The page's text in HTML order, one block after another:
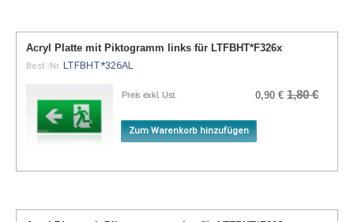
Acryl Platte mit Piktogramm links für LTFBHT*F326x
Best.-Nr. LTFBHT*326AL
Preis exkl. Ust. 0,90 € 1,80 €
Zum Warenkorb hinzufügen